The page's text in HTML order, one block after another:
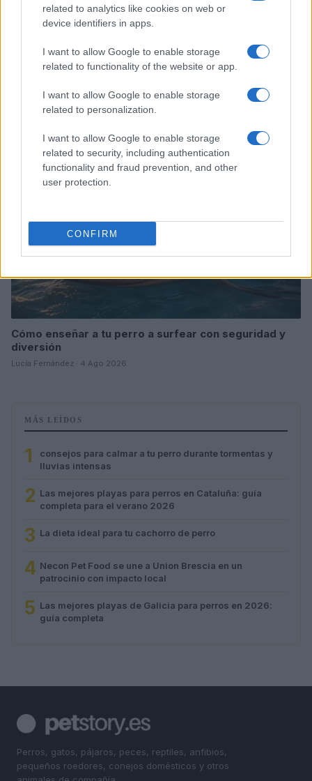
related to analytics like cookies on web or
device identifiers in apps.
I want to allow Google to enable storage
related to functionality of the website or app.
I want to allow Google to enable storage
related to personalization.
I want to allow Google to enable storage
related to security, including authentication
functionality and fraud prevention, and other
user protection.
CONFIRM
Surf canino: enriquecimiento y bienestar para perros
Lucía Fernández · 4 Ago 2026
PERROS
Cómo enseñar a tu perro a surfear con seguridad y
diversión
Lucía Fernández · 4 Ago 2026
MÁS LEÍDOS
1
consejos para calmar a tu perro durante tormentas y
lluvias intensas
2 Las mejores playas para perros en Cataluña: guía
completa para el verano 2026
3 La dieta ideal para tu cachorro de perro
4 Necon Pet Food se une a Union Brescia en un
patrocinio con impacto local
5 Las mejores playas de Galicia para perros en 2026:
guía completa
Perros, gatos, pájaros, peces, reptiles, anfibios,
pequeños roedores, conejos domésticos y otros